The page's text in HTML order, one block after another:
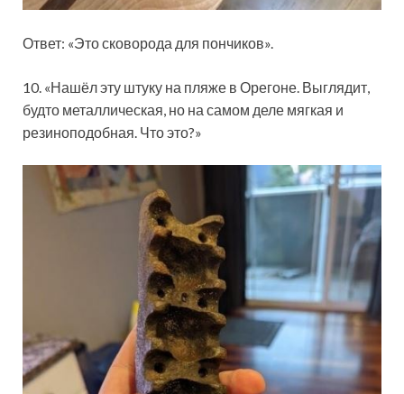
Ответ: «Это сковорода для пончиков».
10. «Нашёл эту штуку на пляже в Орегоне. Выглядит,
будто металлическая, но на самом деле мягкая и
резиноподобная. Что это?»